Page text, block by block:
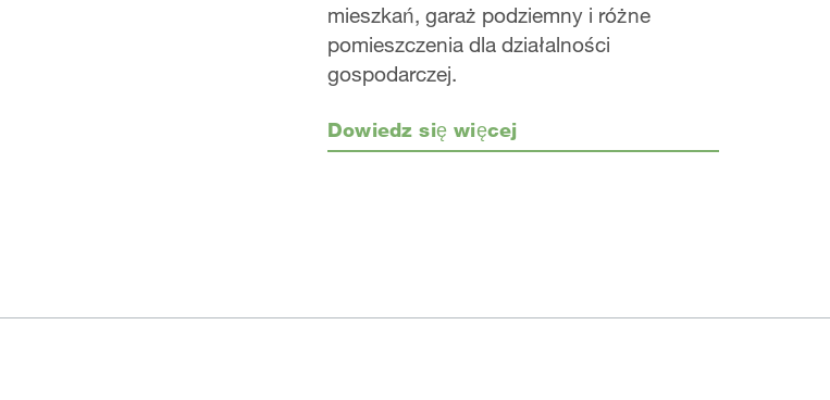
mieszkań, garaż podziemny i różne
pomieszczenia dla działalności
gospodarczej.
Dowiedz się więcej